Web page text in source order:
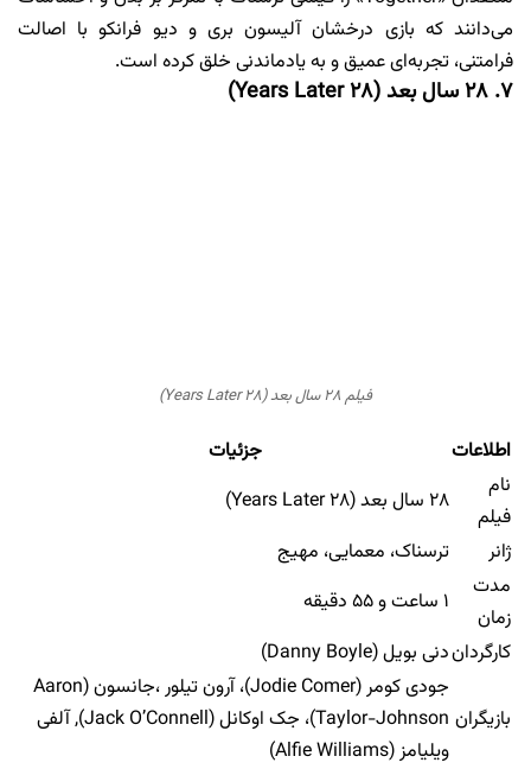
می‌دانند که بازی درخشان آلیسون بری و دیو فرانکو با اصالت
فرامتنی، تجربه‌ای عمیق و به یادماندنی خلق کرده است.
۷. ۲۸ سال بعد (۲۸ Years Later)
فیلم ۲۸ سال بعد (۲۸ Years Later)
اطلاعات
جزئیات
نام
فیلم
۲۸ سال بعد (۲۸ Years Later)
ژانر
ترسناک، معمایی، مهیج
مدت
زمان
۱ ساعت و ۵۵ دقیقه
کارگرداندنی بویل (Danny Boyle)
بازیگران
جودی کومر (Jodie Comer)، آرون تیلور ،جانسون (Aaron
Taylor-Johnson)، جک اوکانل (Jack O’Connell), آلفی
ویلیامز (Alfie Williams)